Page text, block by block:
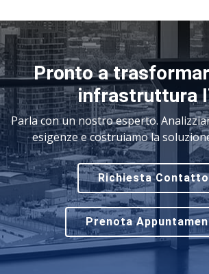
Pronto a
infrastruttura
Parla con un nostro esperto.
esigenze e costruiamo la
Richiesta Contatto
Prenota